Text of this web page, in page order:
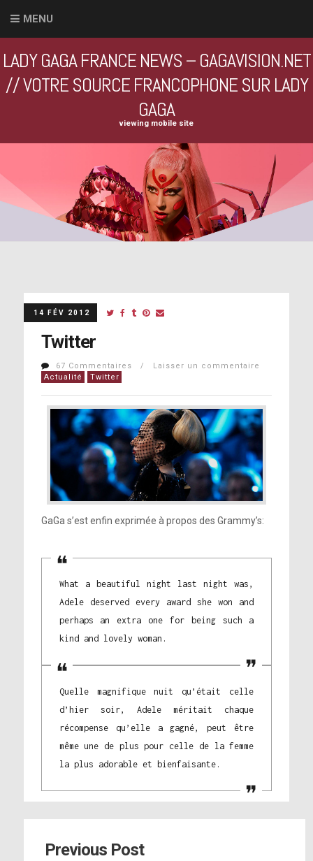
MENU
LADY GAGA FRANCE NEWS – GAGAVISION.NET
// VOTRE SOURCE FRANCOPHONE SUR LADY
GAGA
viewing mobile site
14 FÉV 2012
Twitter
67 Commentaires / Laisser un commentaire
Actualité
Twitter
GaGa s’est enfin exprimée à propos des Grammy’s:
What a beautiful night last night was,
Adele deserved every award she won and
perhaps an extra one for being such a
kind and lovely woman.
Quelle magnifique nuit qu’était celle
d’hier soir, Adele méritait chaque
récompense qu’elle a gagné, peut être
même une de plus pour celle de la femme
la plus adorable et bienfaisante.
Previous Post